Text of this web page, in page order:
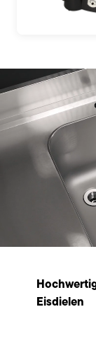
Eisdielen